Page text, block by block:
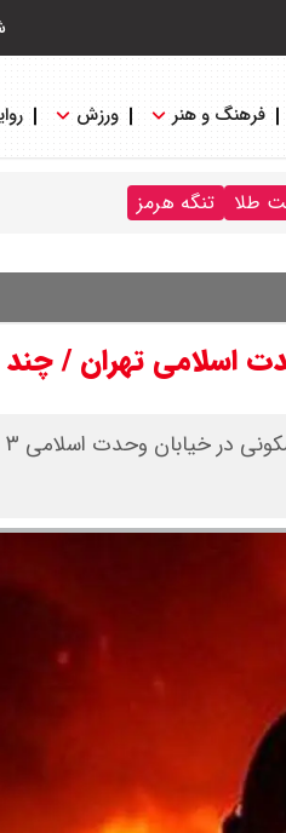
فرهنگ و هنر ورزش
طلا تنگه هرمز
اسلامی تهران /